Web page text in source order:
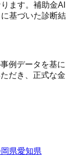
ます。補助金AI
基づいた診断結
例データを基に
だき、正式な金
県愛知県